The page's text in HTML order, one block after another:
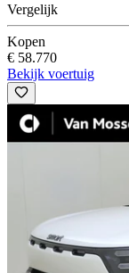
Vergelijk
Kopen
€ 58.770
Bekijk voertuig